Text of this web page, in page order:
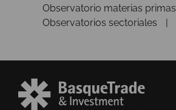
Observatorio materias primas
Observatorios sectoriales